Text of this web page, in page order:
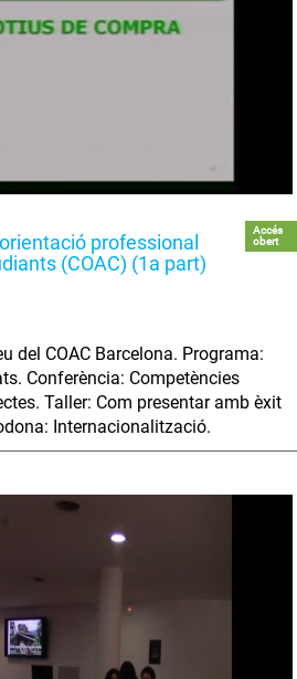
professional
(COAC) (1a part)
Accés
obert
del COAC Barcelona. Programa:
Conferència: Competències
Taller: Com presentar amb èxit
Internacionalització.